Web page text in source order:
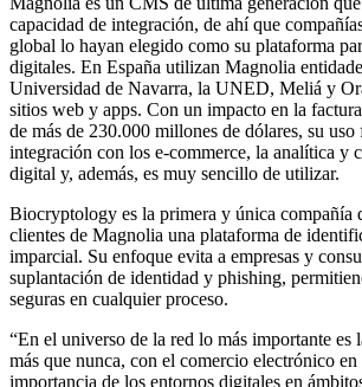
capacidad de integración, de ahí que
global lo hayan elegido como su plataforma
digitales. En España utilizan Magnolia
Universidad de Navarra, la UNED, Meliá y
sitios web y apps. Con un impacto en la
de más de 230.000 millones de dólares, su uso
integración con los e-commerce, la analítica y
digital y, además, es muy sencillo de utilizar.
Biocryptology es la primera y única compañía
clientes de Magnolia una plataforma de
imparcial. Su enfoque evita a empresas y
suplantación de identidad y phishing,
seguras en cualquier proceso.
“En el universo de la red lo más importante es
más que nunca, con el comercio electrónico
importancia de los entornos digitales en